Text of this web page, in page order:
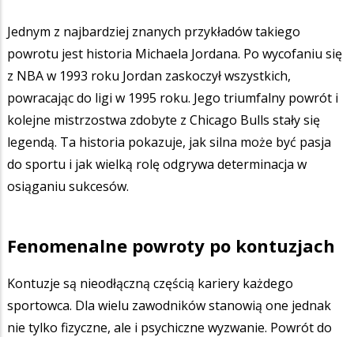
Jednym z najbardziej znanych przykładów takiego
powrotu jest historia Michaela Jordana. Po wycofaniu się
z NBA w 1993 roku Jordan zaskoczył wszystkich,
powracając do ligi w 1995 roku. Jego triumfalny powrót i
kolejne mistrzostwa zdobyte z Chicago Bulls stały się
legendą. Ta historia pokazuje, jak silna może być pasja
do sportu i jak wielką rolę odgrywa determinacja w
osiąganiu sukcesów.
Fenomenalne powroty po kontuzjach
Kontuzje są nieodłączną częścią kariery każdego
sportowca. Dla wielu zawodników stanowią one jednak
nie tylko fizyczne, ale i psychiczne wyzwanie. Powrót do